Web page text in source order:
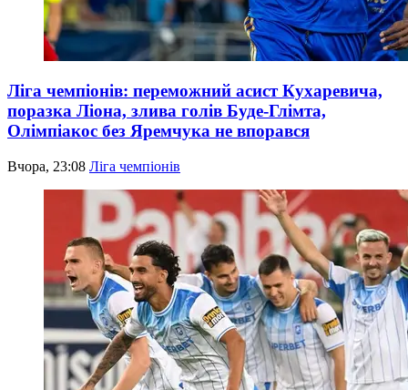
Ліга чемпіонів: переможний асист Кухаревича,
поразка Ліона, злива голів Буде-Глімта,
Олімпіакос без Яремчука не впорався
Вчора, 23:08 Ліга чемпіонів